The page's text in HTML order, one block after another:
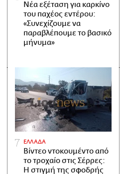
Νέα εξέταση για καρκίνο
του παχέος εντέρου:
«Συνεχίζουμε να
παραβλέπουμε το βασικό
μήνυμα»
ΕΛΛΑΔΑ
Βίντεο ντοκουμέντο από
το τροχαίο στις Σέρρες:
Η στιγμή της σφοδρής